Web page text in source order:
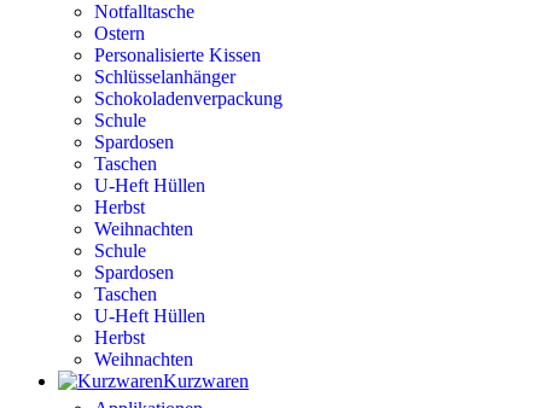
Notfalltasche
Ostern
Personalisierte Kissen
Schlüsselanhänger
Schokoladenverpackung
Schule
Spardosen
Taschen
U-Heft Hüllen
Herbst
Weihnachten
Schule
Spardosen
Taschen
U-Heft Hüllen
Herbst
Weihnachten
Kurzwaren